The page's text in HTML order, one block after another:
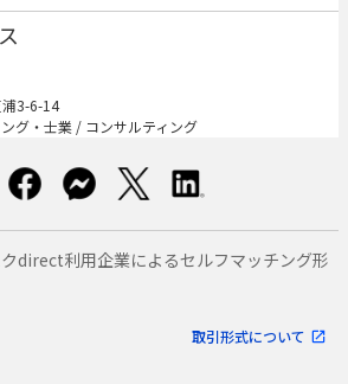
3-6-14
グ・士業 / コンサルティング
direct利用企業によるセルフマッチング形
取引形式について